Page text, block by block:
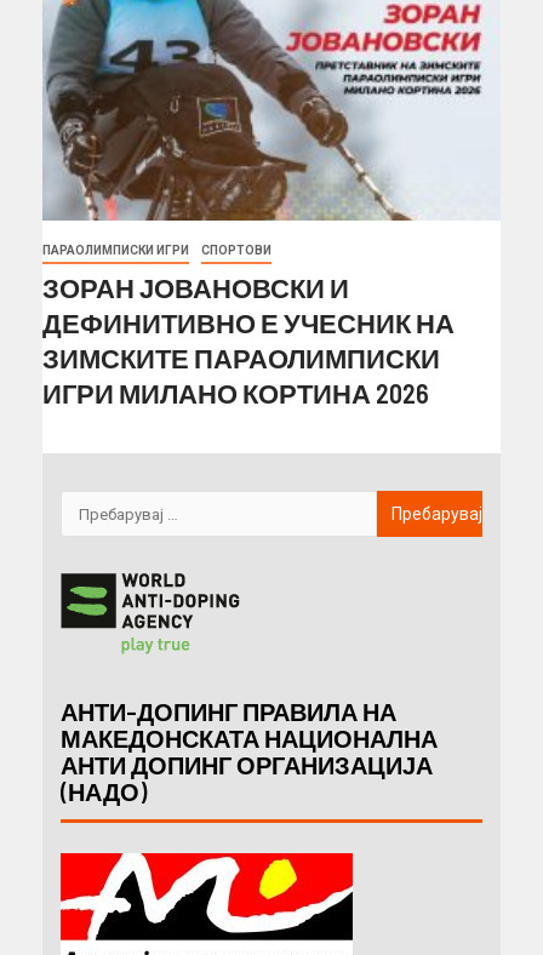
ПАРАОЛИМПИСКИ ИГРИ СПОРТОВИ
ЗОРАН ЈОВАНОВСКИ И
ДЕФИНИТИВНО Е УЧЕСНИК НА
ЗИМСКИТЕ ПАРАОЛИМПИСКИ
ИГРИ МИЛАНО КОРТИНА 2026
АНТИ-ДОПИНГ ПРАВИЛА НА
МАКЕДОНСКАТА НАЦИОНАЛНА
АНТИ ДОПИНГ ОРГАНИЗАЦИЈА
(НАДО)